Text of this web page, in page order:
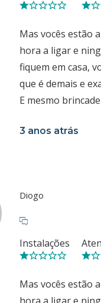
Mas vocês estão
hora a ligar e
fiquem em casa,
que é demais e
E mesmo
3 anos atrás
Diogo
Instalações
Mas vocês estão